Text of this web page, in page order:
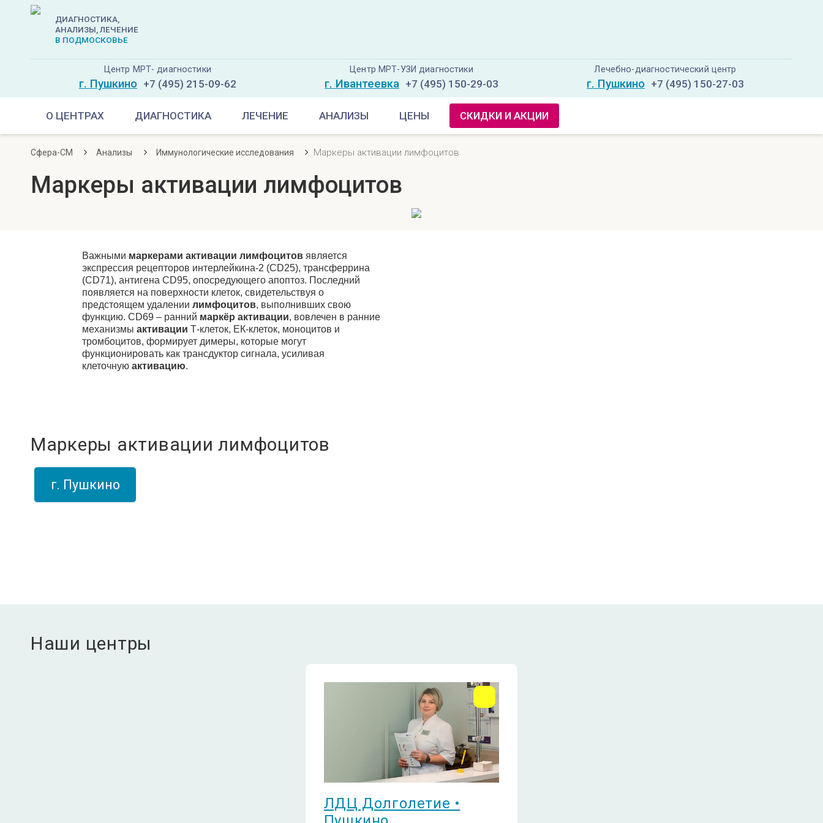
ДИАГНОСТИКА,
АНАЛИЗЫ, ЛЕЧЕНИЕ
В ПОДМОСКОВЬЕ
Центр МРТ- диагностики
г. Пушкино +7 (495) 215-09-62
Центр МРТ-УЗИ диагностики
г. Ивантеевка +7 (495) 150-29-03
Лечебно-диагностический центр
г. Пушкино +7 (495) 150-27-03
О ЦЕНТРАХ ДИАГНОСТИКА ЛЕЧЕНИЕ АНАЛИЗЫ ЦЕНЫ СКИДКИ И АКЦИИ
Сфера-СМ Анализы Иммунологические исследования Маркеры активации лимфоцитов
Маркеры активации лимфоцитов
Важными маркерами активации лимфоцитов является
экспрессия рецепторов интерлейкина-2 (CD25), трансферрина
(CD71), антигена CD95, опосредующего апоптоз. Последний
появляется на поверхности клеток, свидетельствуя о
предстоящем удалении лимфоцитов, выполнивших свою
функцию. CD69 – ранний маркёр активации, вовлечен в ранние
механизмы активации Т-клеток, ЕК-клеток, моноцитов и
тромбоцитов, формирует димеры, которые могут
функционировать как трансдуктор сигнала, усиливая
клеточную активацию.
Маркеры активации лимфоцитов
г. Пушкино
1950
1950
1950
Наши центры
ЛДЦ Долголетие •